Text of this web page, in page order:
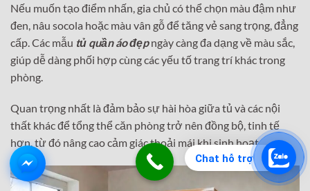
Nếu muốn tạo điểm nhấn, gia chủ có thể chọn màu đậm như
đen, nâu socola hoặc màu vân gỗ để tăng vẻ sang trọng, đẳng
cấp. Các mẫu tủ quần áo đẹpngày càng đa dạng về màu sắc,
giúp dễ dàng phối hợp cùng các yếu tố trang trí khác trong
phòng.
Quan trọng nhất là đảm bảo sự hài hòa giữa tủ và các nội
thất khác để tổng thể căn phòng trở nên đồng bộ, tinh tế
hơn, từ đó nâng cao cảm giác thoải mái khi sinh hoạt.
Chat hỗ trợ